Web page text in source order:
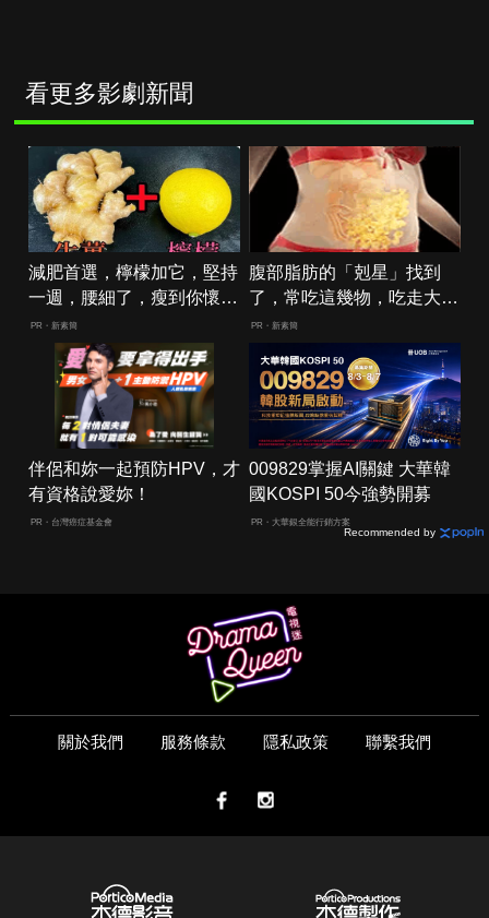
看更多影劇新聞
減肥首選，檸檬加它，堅持
一週，腰細了，瘦到你懷疑
人生
PR・新素簡
腹部脂肪的「剋星」找到
了，常吃這幾物，吃走大肚
囊，瘦出小蠻腰
PR・新素簡
伴侶和妳一起預防HPV，才
有資格說愛妳！
PR・台灣癌症基金會
009829掌握AI關鍵 大華韓
國KOSPI 50今強勢開募
PR・大華銀全能行銷方案
Recommended by
關於我們 服務條款 隱私政策 聯繫我們